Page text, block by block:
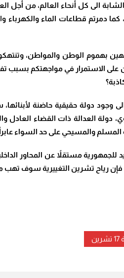
الى كل أنحاء العالم، من أجل
كما دمرتم قطاعات الماء
آبهين بهموم الوطن والمواطن،
على الاستمرار في مواجهتكم
وجود دولة حقيقية حاضنة
دولة العدالة ذات القضاء العادل
المسلم والمسيحي على حد السواء
للجمهورية مستقلاً عن المحاور
فإن رياح تشرين التغييرية سوف تهب